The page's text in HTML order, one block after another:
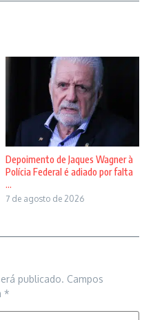
Depoimento de Jaques Wagner à
Polícia Federal é adiado por falta
...
7 de agosto de 2026
publicado. Campos
*